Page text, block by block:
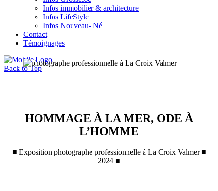
Infos immobilier & architecture
Infos LifeStyle
Infos Nouveau- Né
Contact
Témoignages
Back to Top
HOMMAGE À LA MER, ODE À
L’HOMME
■ Exposition photographe professionnelle à La Croix Valmer ■
2024 ■